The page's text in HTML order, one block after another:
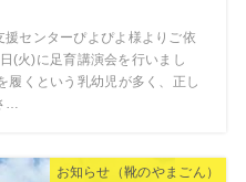
センターぴよぴよ様よりご依
(火)に足育講演会を行いまし
履くという乳幼児が多く、正し
…
お知らせ（靴のやまごん）